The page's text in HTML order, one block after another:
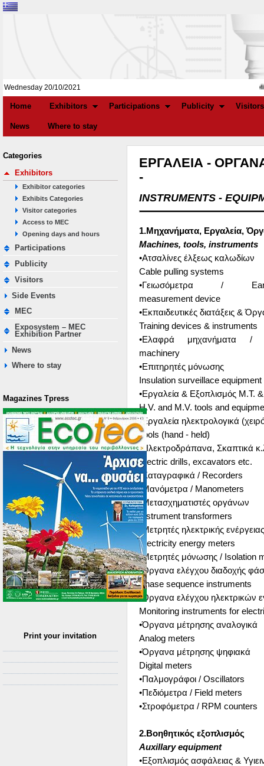
Wednesday 20/10/2021
Home Exhibitors Participations Publicity Visitors
News Where to stay
Categories
Exhibitors
Exhibitor categories
Exhibits Categories
Visitor categories
Access to MEC
Opening days and hours
Participations
Publicity
Visitors
Side Events
MEC
Exposystem – MEC
Exhibition Partner
News
Where to stay
Magazines Τpress
Print your invitation
ΕΡΓΑΛΕΙΑ -
-
INSTRUMENTS -
1.Μηχανήματα, Εργαλεία,
Machines, tools, instruments
•Ατσαλίνες έλξεως καλωδίων
Cable pulling systems
•Γειωσόμετρα /
measurement device
•Εκπαιδευτικές διατάξεις &
Training devices & instruments
•Ελαφρά μηχανήματα /
machinery
•Επιτηρητές μόνωσης
Insulation surveillace equipment
•Εργαλεία & Εξοπλισμός Μ.Τ.
H.V. and M.V. tools and
•Εργαλεία ηλεκτρολογικά
Tools (hand - held)
•Ηλεκτροδράπανα, Σκαπτικά
Electric drills, excavators etc.
•Καταγραφικά / Recorders
•Μανόμετρα / Manometers
•Μετασχηματιστές οργάνων
Instrument transformers
•Μετρητές ηλεκτρικής ενέργειας
Electricity energy meters
•Μετρητές μόνωσης / Isolation
•Όργανα ελέγχου διαδοχής
Phase sequence instruments
•Όργανα ελέγχου ηλεκτρικών
Monitoring instruments for
•Όργανα μέτρησης αναλογικά
Analog meters
•Όργανα μέτρησης ψηφιακά
Digital meters
•Παλμογράφοι / Oscillators
•Πεδιόμετρα / Field meters
•Στροφόμετρα / RPM counters
2.Βοηθητικός εξοπλισμός
Auxillary equipment
•Εξοπλισμός ασφάλειας &